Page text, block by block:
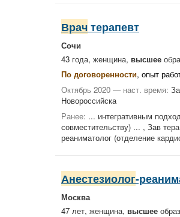
Врач терапевт
Сочи
43 года, женщина, высшее
По договоренности, опыт
Октябрь 2020 — наст. время:
Новороссийска
Ранее: ... интегративным
совместительству) ... , Зав
реаниматолог (отделение
Анестезиолог-
Москва
47 лет, женщина, высшее